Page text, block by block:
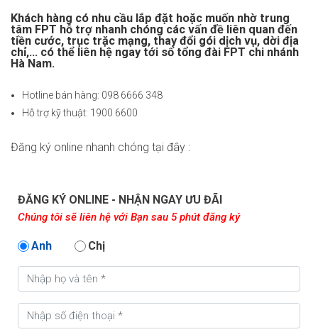
Khách hàng có nhu cầu lắp đặt hoặc muốn nhờ trung
tâm FPT hỗ trợ nhanh chóng các vấn đề liên quan đến
tiền cước, trục trặc mạng, thay đổi gói dịch vụ, dời địa
chỉ,... có thể liên hệ ngay tới số tổng đài FPT chi nhánh
Hà Nam.
Hotline bán hàng: 098 6666 348
Hỗ trợ kỹ thuật: 1900 6600
Đăng ký online nhanh chóng tại đây :
ĐĂNG KÝ ONLINE - NHẬN NGAY ƯU ĐÃI
Chúng tôi sẽ liên hệ với Bạn sau 5 phút đăng ký
Anh Chị